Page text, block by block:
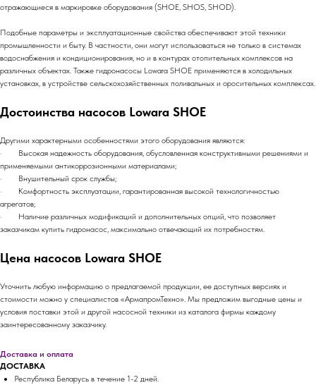
отражающиеся в маркировке оборудования (SHOE, SHOS, SHOD).
Подобные параметры и эксплуатационные свойства обеспечивают этой техники
промышленности и быту. В частности, они могут использоваться не только в системах
водоснабжения и кондиционирования, но и в контурах отопительных комплексов на
различных объектах. Также гидронасосы Lowara SHOE применяются в холодильных
установках, в устройстве сельскохозяйственных поливальных и оросительных комплексах.
Достоинства насосов Lowara SHOE
Другими характерными особенностями этого оборудования являются:
· Высокая надежность оборудования, обусловленная конструктивными решениями и
применяемыми антикоррозионными материалами;
· Внушительный срок службы;
· Комфортность эксплуатации, гарантированная высокой технологичностью
агрегатов;
· Наличие различных модификаций и дополнительных опций, что позволяет
заказчикам купить гидронасос, максимально отвечающий их потребностям.
Цена насосов Lowara SHOE
Уточнить любую информацию о предлагаемой продукции, ее доступных версиях и
стоимости можно у специалистов «АрмапромТехно». Мы предложим выгодные цены и
условия поставки этой и другой насосной техники из каталога фирмы каждому
заинтересованному заказчику.
Доставка и оплата
ДОСТАВКА
Республика Беларусь в течение 1-2 дней.